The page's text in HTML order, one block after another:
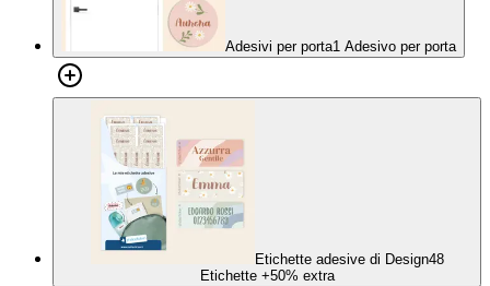
Adesivi per porta1 Adesivo per porta
Etichette adesive di Design48
Etichette+50% extra